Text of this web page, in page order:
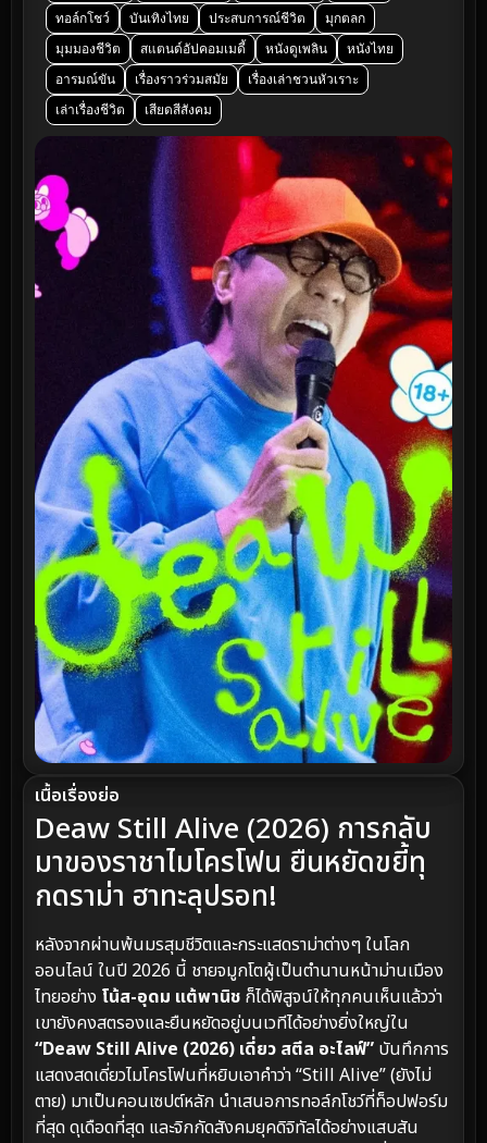
ทอล์กโชว์
บันเทิงไทย ประสบการณ์ชีวิต
มุกตลก
มุมมองชีวิต
สแตนด์อัปคอมเมดี้ หนังดูเพลิน
หนังไทย
อารมณ์ขัน
เรื่องราวร่วมสมัย
เรื่องเล่าชวนหัวเราะ
เล่าเรื่องชีวิต
เสียดสีสังคม
เนื้อเรื่องย่อ
Deaw Still Alive (2026) การกลับ
มาของราชาไมโครโฟน ยืนหยัดขยี้ทุ
กดราม่า ฮาทะลุปรอท!
หลังจากผ่านพ้นมรสุมชีวิตและกระแสดราม่าต่างๆ ในโลก
ออนไลน์ ในปี 2026 นี้ ชายจมูกโตผู้เป็นตำนานหน้าม่านเมือง
ไทยอย่าง โน้ส-อุดม แต้พานิช ก็ได้พิสูจน์ให้ทุกคนเห็นแล้วว่า
เขายังคงสตรองและยืนหยัดอยู่บนเวทีได้อย่างยิ่งใหญ่ใน
“Deaw Still Alive (2026) เดี่ยว สตีล อะไลฟ์” บันทึกการ
แสดงสดเดี่ยวไมโครโฟนที่หยิบเอาคำว่า “Still Alive” (ยังไม่
ตาย) มาเป็นคอนเซปต์หลัก นำเสนอการทอล์กโชว์ที่ท็อปฟอร์ม
ที่สุด ดุเดือดที่สุด และจิกกัดสังคมยุคดิจิทัลได้อย่างแสบสัน